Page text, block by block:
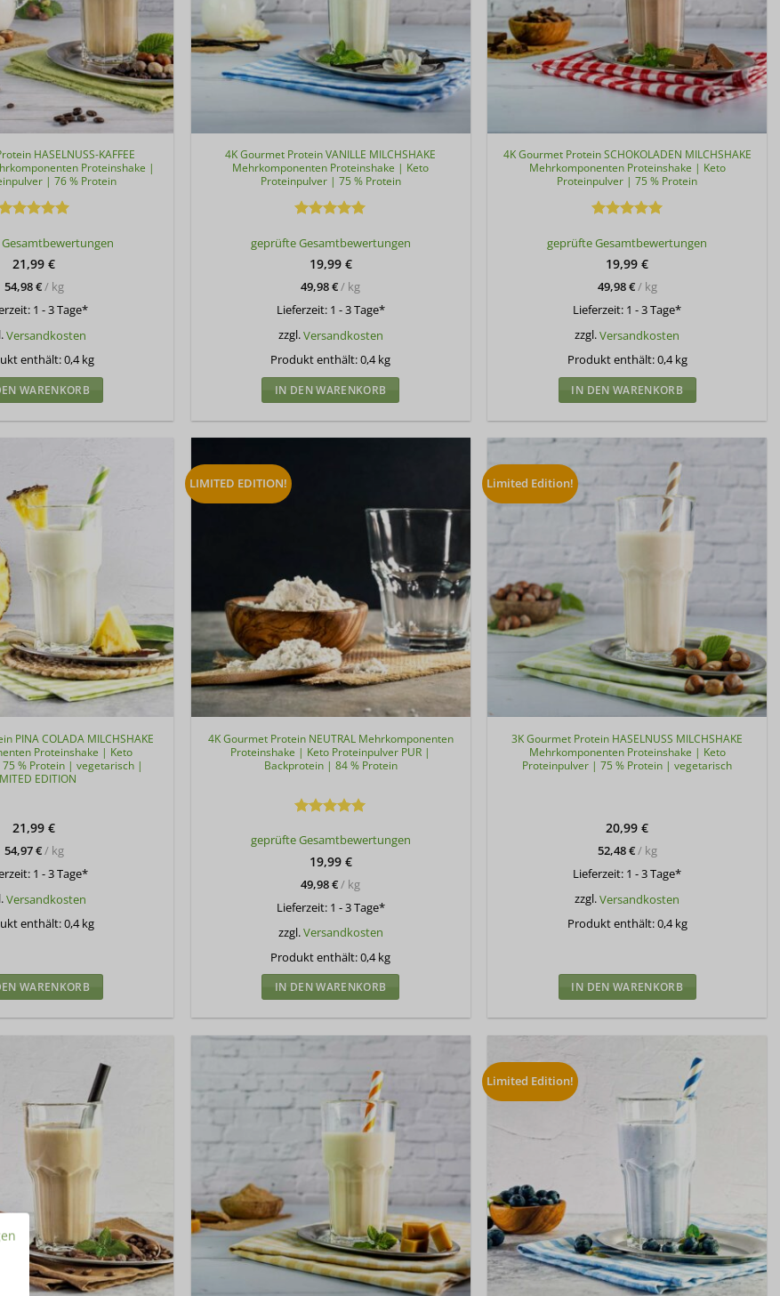
HASELNUSS-KAFFEE
Proteinshake |
| 76 % Protein
5von
21,99€
54,98€/ kg
1 - 3 Tage*
Versandkosten
enthält: 0,4kg
WARENKORB
4K Gourmet Protein VANILLE MILCHSHAKE
Mehrkomponenten Proteinshake | Keto
Proteinpulver | 75 % Protein
mit5von
geprüfte Gesamtbewertungen
19,99 €
49,98€/ kg
Lieferzeit: 1 - 3 Tage*
zzgl.Versandkosten
Produkt enthält: 0,4kg
IN DEN WARENKORB
4K Gourmet Protein SCHOKOLADEN MILCHSHAKE
Mehrkomponenten Proteinshake | Keto
Proteinpulver | 75 % Protein
mit5von
geprüfte Gesamtbewertungen
19,99€
49,98€/ kg
Lieferzeit: 1 - 3 Tage*
zzgl.Versandkosten
Produkt enthält: 0,4kg
IN DEN WARENKORB
PINA COLADA MILCHSHAKE
Proteinshake | Keto
% Protein | vegetarisch |
EDITION
21,99€
54,97€/ kg
1 - 3 Tage*
Versandkosten
enthält: 0,4kg
WARENKORB
LIMITED EDITION!
4K Gourmet Protein NEUTRAL Mehrkomponenten
Proteinshake | Keto Proteinpulver PUR |
Backprotein | 84 % Protein
mit5von
geprüfte Gesamtbewertungen
19,99 €
49,98€/ kg
Lieferzeit: 1 - 3 Tage*
zzgl.Versandkosten
Produkt enthält: 0,4kg
IN DEN WARENKORB
Limited Edition!
3K Gourmet Protein HASELNUSS MILCHSHAKE
Mehrkomponenten Proteinshake | Keto
Proteinpulver | 75 % Protein | vegetarisch
20,99€
52,48€/ kg
Lieferzeit: 1 - 3 Tage*
zzgl.Versandkosten
Produkt enthält: 0,4kg
IN DEN WARENKORB
Limited Edition!